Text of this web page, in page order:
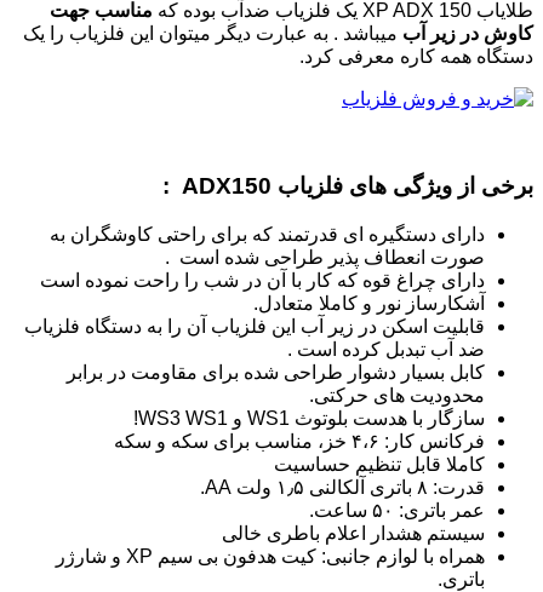
طلایاب XP ADX 150 یک فلزیاب ضدآب بوده که
مناسب جهت
کاوش در زیر آب میباشد . به عبارت دیگر میتوان این فلزیاب را یک
دستگاه همه کاره معرفی کرد.
برخی از ویژگی های فلزیاب ADX150 :
دارای دستگیره ای قدرتمند که برای راحتی کاوشگران به
صورت انعطاف پذیر طراحی شده است .
دارای چراغ قوه که کار با آن در شب را راحت نموده است
آشکارساز نور و کاملا متعادل.
قابلیت اسکن در زیر آب این فلزیاب آن را به دستگاه فلزیاب
ضد آب تبدبل کرده است .
کابل بسیار دشوار طراحی شده برای مقاومت در برابر
محدودیت های حرکتی.
سازگار با هدست بلوتوث WS1 و WS3 WS1!
فرکانس کار: ۴،۶ خز، مناسب برای سکه و سکه
کاملا قابل تنظیم حساسیت
قدرت: ۸ باتری آلکالنی ۱٫۵ ولت AA.
عمر باتری: ۵۰ ساعت.
سیستم هشدار اعلام باطری خالی
همراه با لوازم جانبی: کیت هدفون بی سیم XP و شارژر
باتری.